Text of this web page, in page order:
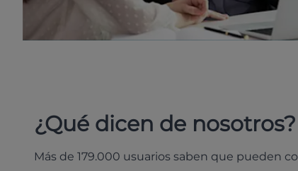
¿Qué dicen de nosotros?
Más de 179.000 usuarios saben que pueden